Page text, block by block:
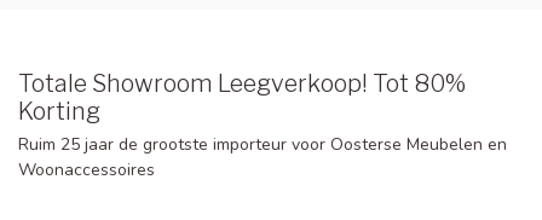
Totale Showroom Leegverkoop! Tot 80%
Korting
Ruim 25 jaar de grootste importeur voor Oosterse Meubelen en
Woonaccessoires